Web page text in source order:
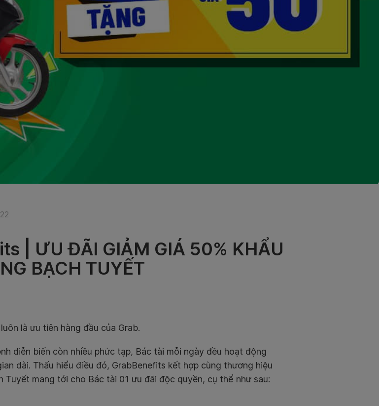
| ƯU ĐÃI GIẢM GIÁ 50% KHẨU
BẠCH TUYẾT
là ưu tiên hàng đầu của Grab.
diễn biến còn nhiều phức tạp, Bác tài mỗi ngày đều hoạt động
dài. Thấu hiểu điều đó, GrabBenefits kết hợp cùng thương hiệu
Tuyết mang tới cho Bác tài 01 ưu đãi độc quyền, cụ thể như sau: